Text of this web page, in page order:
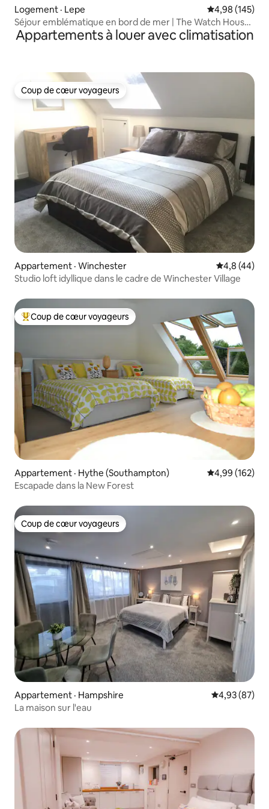
Logement · Lepe Note
4,98 (145)
Séjour emblématique en bord de mer | The Watch House,
Lepe
Appartements à louer avec climatisation
Coup de cœur voyageurs
Coup de cœur voyageurs
Appartement · Winchester Note
4,8 (44)
Studio loft idyllique dans le cadre de Winchester Village
Coup de cœur voyageurs parmi les plus aimés
Coup de cœur voyageurs
Appartement · Hythe (Southampton) Note
4,99 (162)
Escapade dans la New Forest
Coup de cœur voyageurs
Coup de cœur voyageurs
Appartement · Hampshire Note
4,93 (87)
La maison sur l'eau